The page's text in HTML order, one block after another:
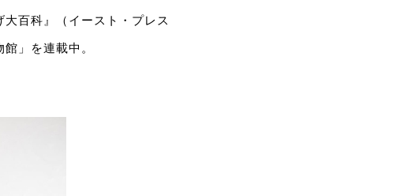
百科』（イースト・プレス
」を連載中。